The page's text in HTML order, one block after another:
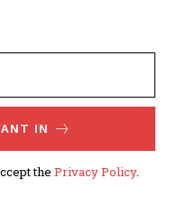
IN
the Privacy Policy.